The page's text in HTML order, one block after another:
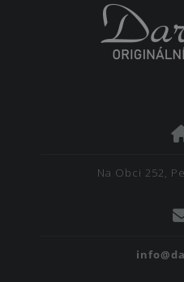
Na Obci 252,